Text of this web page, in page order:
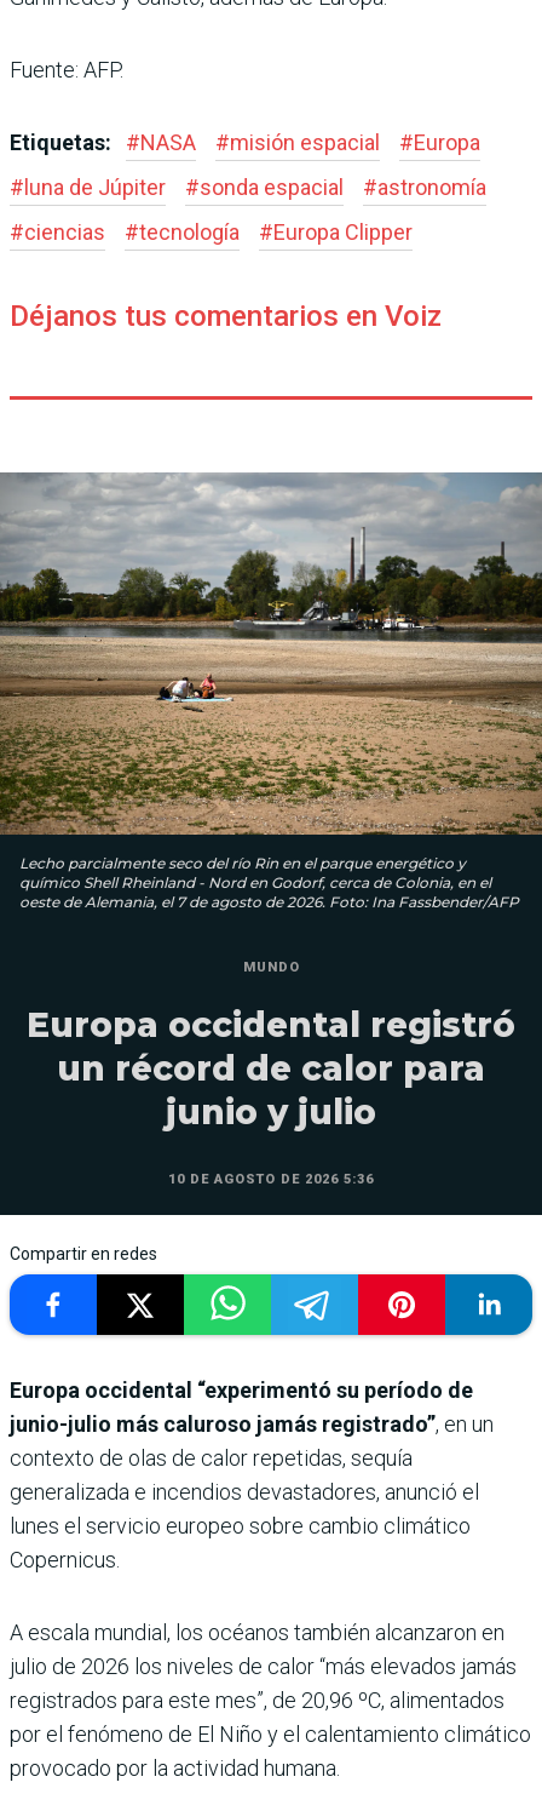
Fuente: AFP.
Etiquetas: #NASA #misión espacial #Europa
# luna de Júpiter #sonda espacial #astronomía
#ciencias #tecnología #Europa Clipper
Déjanos tus comentarios en Voiz
Lecho parcialmente seco del río Rin en el parque energético y
químico Shell Rheinland - Nord en Godorf, cerca de Colonia, en el
oeste de Alemania, el 7 de agosto de 2026. Foto: Ina Fassbender/AFP
MUNDO
Europa occidental registró
un récord de calor para
junio y julio
10 DE AGOSTO DE 2026 5:36
Compartir en redes
Europa occidental “experimentó su período de
junio-julio más caluroso jamás registrado”, en un
contexto de olas de calor repetidas, sequía
generalizada e incendios devastadores, anunció el
lunes el servicio europeo sobre cambio climático
Copernicus.
A escala mundial, los océanos también alcanzaron en
julio de 2026 los niveles de calor “más elevados jamás
registrados para este mes”, de 20,96 ºC, alimentados
por el fenómeno de El Niño y el calentamiento climático
provocado por la actividad humana.